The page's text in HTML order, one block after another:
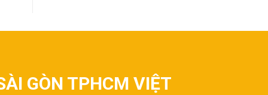
GÒN TPHCM VIỆT